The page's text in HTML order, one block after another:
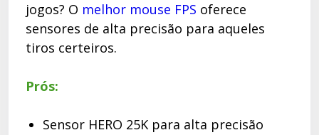
jogos? O melhor mouse FPS oferece
sensores de alta precisão para aqueles
tiros certeiros.
Prós:
Sensor HERO 25K para alta precisão